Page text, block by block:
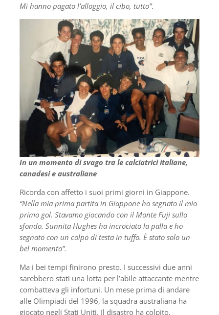
Mi hanno pagato l’alloggio, il cibo, tutto”.
In un momento di svago tra le calciatrici italiane,
canadesi e australiane
Ricorda con affetto i suoi primi giorni in Giappone.
“Nella mia prima partita in Giappone ho segnato il mio
primo gol. Stavamo giocando con il Monte Fuji sullo
sfondo. Sunnita Hughes ha incrociato la palla e ho
segnato con un colpo di testa in tuffo. È stato solo un
bel momento”.
Ma i bei tempi finirono presto. I successivi due anni
sarebbero stati una lotta per l’abile attaccante mentre
combatteva gli infortuni. Un mese prima di andare
alle Olimpiadi del 1996, la squadra australiana ha
giocato negli Stati Uniti. Il disastro ha colpito.